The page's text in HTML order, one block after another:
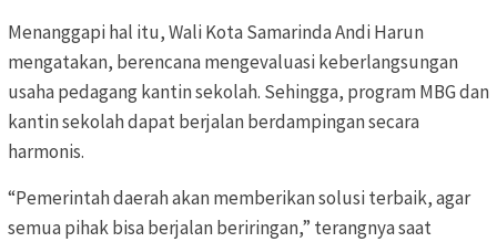
Menanggapi hal itu, Wali Kota Samarinda Andi Harun
mengatakan, berencana mengevaluasi keberlangsungan
usaha pedagang kantin sekolah. Sehingga, program MBG dan
kantin sekolah dapat berjalan berdampingan secara
harmonis.
“Pemerintah daerah akan memberikan solusi terbaik, agar
semua pihak bisa berjalan beriringan,” terangnya saat